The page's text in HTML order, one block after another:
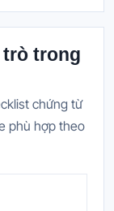
trò trong
chứng từ
phù hợp theo